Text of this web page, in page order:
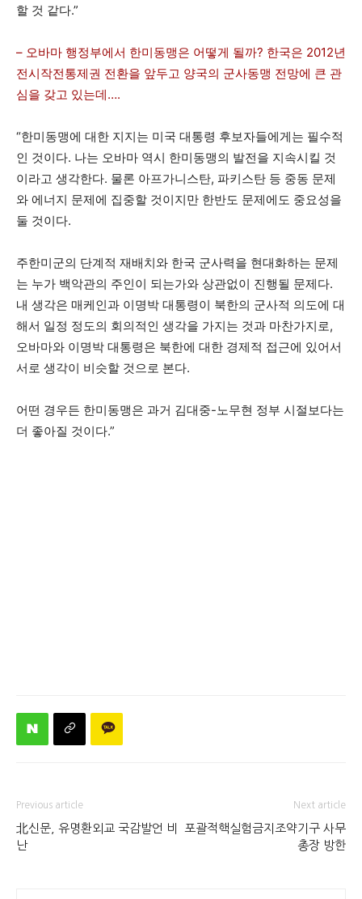
할 것 같다.”
– 오바마 행정부에서 한미동맹은 어떻게 될까? 한국은 2012년
전시작전통제권 전환을 앞두고 양국의 군사동맹 전망에 큰 관
심을 갖고 있는데….
“한미동맹에 대한 지지는 미국 대통령 후보자들에게는 필수적
인 것이다. 나는 오바마 역시 한미동맹의 발전을 지속시킬 것
이라고 생각한다. 물론 아프가니스탄, 파키스탄 등 중동 문제
와 에너지 문제에 집중할 것이지만 한반도 문제에도 중요성을
둘 것이다.
주한미군의 단계적 재배치와 한국 군사력을 현대화하는 문제
는 누가 백악관의 주인이 되는가와 상관없이 진행될 문제다.
내 생각은 매케인과 이명박 대통령이 북한의 군사적 의도에 대
해서 일정 정도의 회의적인 생각을 가지는 것과 마찬가지로,
오바마와 이명박 대통령은 북한에 대한 경제적 접근에 있어서
서로 생각이 비슷할 것으로 본다.
어떤 경우든 한미동맹은 과거 김대중-노무현 정부 시절보다는
더 좋아질 것이다.”
Previous article
北신문, 유명환외교 국감발언 비
난
Next article
포괄적핵실험금지조약기구 사무
총장 방한